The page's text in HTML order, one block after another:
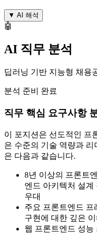
▼ AI 해석
🤖
AI 직무 분석
딥러닝 기반 지능형 채용
분석 준비 완료
직무 핵심 요구사항
이 포지션은 선도적인 프
은 수준의 기술 역량과
은 다음과 같습니다.
8년 이상의 프론트
엔드 아키텍처 설계
우대
주요 프론트엔드 프
구현에 대한 깊은 이
웹 프론트엔드 성능